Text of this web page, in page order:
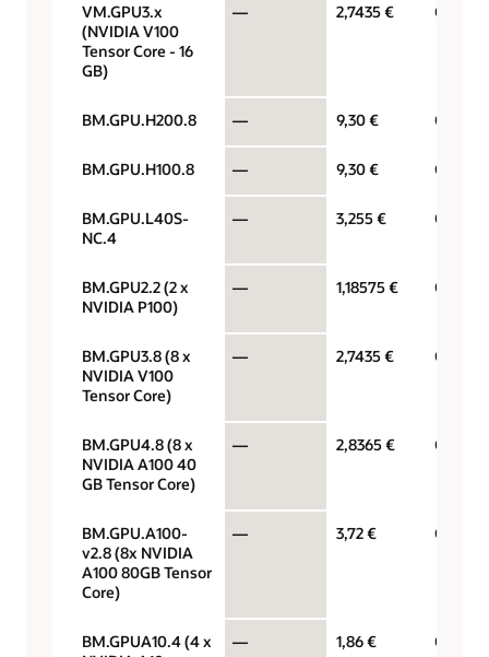
VM.GPU3.x
(NVIDIA V100
Tensor Core - 16
GB)
— 2,7435 € GPU
BM.GPU.H200.8 — 9,30 € GPU
BM.GPU.H100.8 — 9,30 € GPU
BM.GPU.L40S-
NC.4
— 3,255 € GPU
BM.GPU2.2 (2 x
NVIDIA P100)
— 1,18575 € GPU
BM.GPU3.8 (8 x
NVIDIA V100
Tensor Core)
— 2,7435 € GPU
BM.GPU4.8 (8 x
NVIDIA A100 40
GB Tensor Core)
— 2,8365 € GPU
BM.GPU.A100-
v2.8 (8x NVIDIA
A100 80GB Tensor
Core)
— 3,72 € GPU
BM.GPUA10.4 (4 x
— 1,86 € GPU